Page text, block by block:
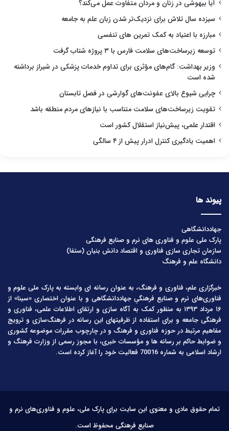
آیا بیهوشی در زنان و مردان متفاوت عمل می‌کند؟
سیزده سال تلاش برای نزدیک‌تر شدن زبان علم به جامعه
مبارزه با اعتیاد به کمک تمرین های تنفسی
توسعه زیرساخت‌های سلامت فارس با ۳ پروژه شتاب گرفت
وزیر بهداشت: گام‌های مؤثری برای تداوم خدمات پزشکی در شیراز برداشته
شده است
چرایی شیوع بالای عفونت‌های گوارشی در فصل تابستان
تقویت زیرساخت‌های سلامت متناسب با نیازهای مردم منطقه باشد
اقتدار علمی، پیش‌نیاز استقلال کشور است
اهمیت یادگیری کنترل ادرار پیش از ۴ سالگی
پیوند ها
جهاددانشگاهی
پارک ملی علوم و فناوری های نرم و صنایع فرهنگی
سازمان تجاری سازی فناوری و اقتصاد دانش بنیان (ستفا)
دانشگاه علم و فرهنگ
خبرگزاری علم، فناوری و فرهنگ، به عنوان رسانه ای وابسته به پارک ملی علوم و
فناوری‌های نرم و صنایع فرهنگیِ جهاددانشگاهی و با عنوان اختصاری «سینا» از
۱۶ مرداد ۱۳۹۳ به منظور کمک به آگاه سازی و ارتقای اطلاعات علمی، فناوری و
فرهنگی جامعه و برای استفاده از ظرفیتهای این رسانه در فرهنگ‌سازی و ترویج
مفاهیم مرتبط در حوزه فناوری و فرهنگ و در چارچوب مقررات موضوعه کشوری
و ضوابط حاکم بر رسانه ها و مؤسسات خبری، با مجوز رسمی از وزارت فرهنگ و
ارشاد اسلامی به شماره 70016 فعالیت خود را آغاز کرده است.
تمام حقوق مادی و معنوی این سایت برای پارک ملی، علوم و فناوری‌های نرم و
صنایع فرهنگی محفوظ است.